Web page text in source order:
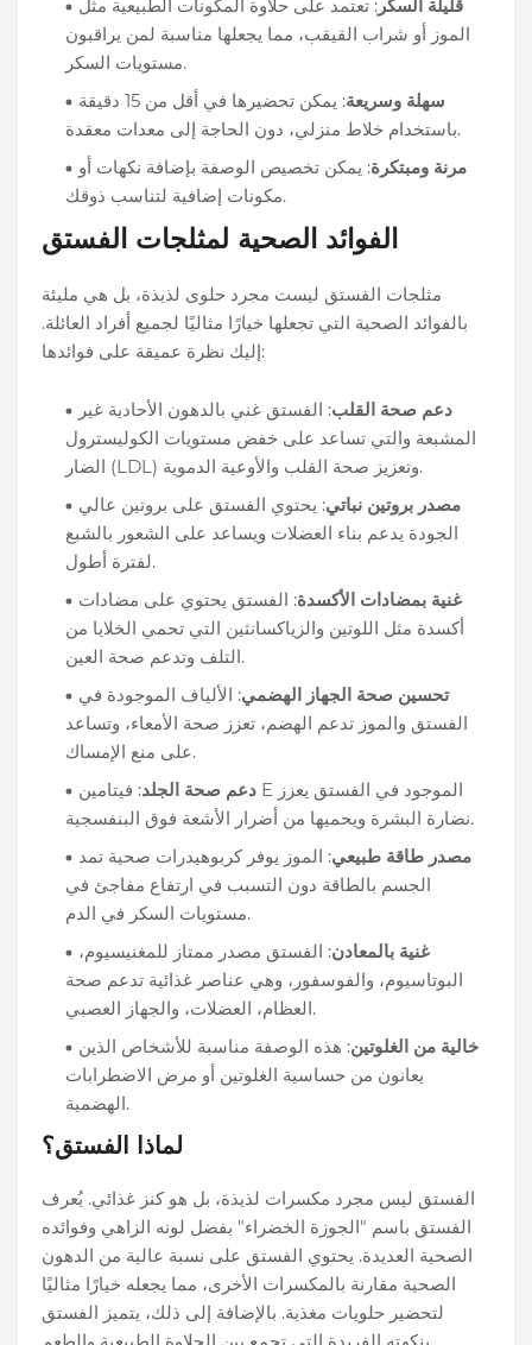
قليلة السكر : تعتمد على حلاوة المكونات الطبيعية مثل
الموز أو شراب القيقب، مما يجعلها مناسبة لمن يراقبون
مستويات السكر.
سهلة وسريعة
: يمكن تحضيرها في أقل من 15 دقيقة
باستخدام خلاط منزلي، دون الحاجة إلى معدات معقدة.
مرنة ومبتكرة: يمكن تخصيص الوصفة بإضافة نكهات أو
مكونات إضافية لتناسب ذوقك.
الفوائد الصحية لمثلجات الفستق
مثلجات الفستق ليست مجرد حلوى لذيذة، بل هي مليئة
بالفوائد الصحية التي تجعلها خيارًا مثاليًا لجميع أفراد العائلة.
إليك نظرة عميقة على فوائدها:
دعم صحة القلب: الفستق غني بالدهون الأحادية غير
المشبعة والتي تساعد على خفض مستويات الكوليسترول
الضار (LDL) وتعزيز صحة القلب والأوعية الدموية.
مصدر بروتين نباتي: يحتوي الفستق على بروتين عالي
الجودة يدعم بناء العضلات ويساعد على الشعور بالشبع
لفترة أطول.
غنية بمضادات الأكسدة: الفستق يحتوي على مضادات
أكسدة مثل اللوتين والزياكسانثين التي تحمي الخلايا من
التلف وتدعم صحة العين.
تحسين صحة الجهاز الهضمي: الألياف الموجودة في
الفستق والموز تدعم الهضم، تعزز صحة الأمعاء، وتساعد
على منع الإمساك.
دعم صحة الجلد: فيتامين E الموجود في الفستق يعزز
نضارة البشرة ويحميها من أضرار الأشعة فوق البنفسجية.
مصدر طاقة طبيعي: الموز يوفر كربوهيدرات صحية تمد
الجسم بالطاقة دون التسبب في ارتفاع مفاجئ في
مستويات السكر في الدم.
غنية بالمعادن: الفستق مصدر ممتاز للمغنيسيوم،
البوتاسيوم، والفوسفور، وهي عناصر غذائية تدعم صحة
العظام، العضلات، والجهاز العصبي.
خالية من الغلوتين: هذه الوصفة مناسبة للأشخاص الذين
يعانون من حساسية الغلوتين أو مرض الاضطرابات
الهضمية.
لماذا الفستق؟
الفستق ليس مجرد مكسرات لذيذة، بل هو كنز غذائي. يُعرف
الفستق باسم "الجوزة الخضراء" بفضل لونه الزاهي وفوائده
الصحية العديدة. يحتوي الفستق على نسبة عالية من الدهون
الصحية مقارنة بالمكسرات الأخرى، مما يجعله خيارًا مثاليًا
لتحضير حلويات مغذية. بالإضافة إلى ذلك، يتميز الفستق